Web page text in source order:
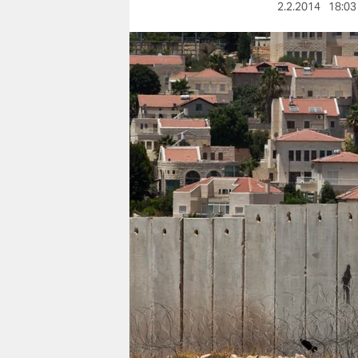
nord
wahrheit
verlag
verlag
veranstaltungen
shop
fragen & hilfe
unterstützen
abo
genossenschaft
2.2.2014